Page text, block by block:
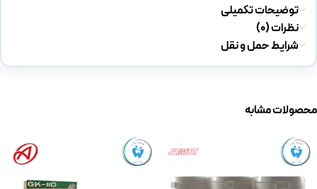
توضیحات تکمیلی
نظرات (0)
شرایط حمل و نقل
محصولات مشابه